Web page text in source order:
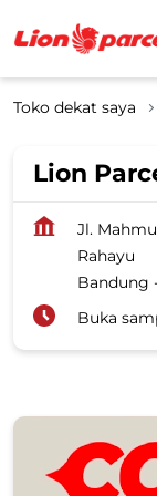
Toko dekat saya
Lion
Jl.
Rahayu
Bandung
Buka